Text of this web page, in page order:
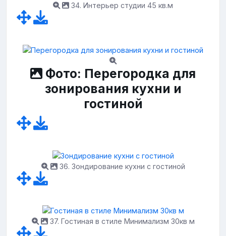
34. Интерьер студии 45 кв.м
Фото: Перегородка для
зонирования кухни и
гостиной
36. Зондирование кухни с гостиной
37. Гостиная в стиле Минимализм 30кв м